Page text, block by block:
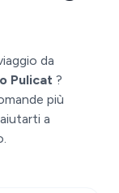
da
Pulicat ?
più
a